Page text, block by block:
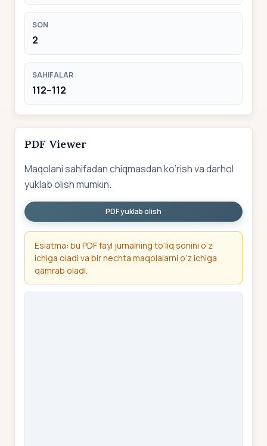
SON
2
SAHIFALAR
112–112
PDF Viewer
Maqolani sahifadan chiqmasdan ko‘rish va darhol
yuklab olish mumkin.
PDF yuklab olish
Eslatma: bu PDF fayl jurnalning to‘liq sonini o‘z
ichiga oladi va bir nechta maqolalarni o‘z ichiga
qamrab oladi.